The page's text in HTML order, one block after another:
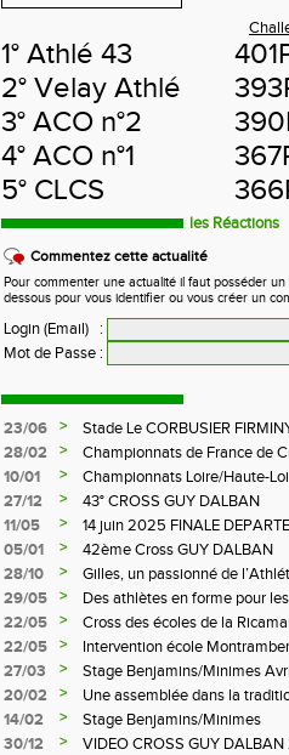
1° Athlé 43
2° Velay Athlé
3° ACO n°2
4° ACO n°1
5° CLCS
les Réactions
Commentez cette actualité
Pour commenter une actualité il faut posséder
dessous pour vous identifier ou vous créer un
Login (Email)
:
Mot de Passe :
23/06 >
Stade Le CORBUSIER
28/02
>
Championnats de France de
10/01
>
Championnats Loire/Haute-
27/12
>
43° CROSS GUY DALBAN
11/05
>
14 juin 2025 FINALE
LE CHAMBON FEUGEROLLES
05/01 >
42ème Cross GUY DALBAN
28/10
>
Gilles, un passionné de
29/05
>
Des athlètes en forme pour
22/05
>
Cross des écoles de la
22/05
>
Intervention école
27/03
>
Stage Benjamins/Minimes
20/02
>
Une assemblée dans la
14/02
>
Stage Benjamins/Minimes
30/12
>
VIDEO CROSS GUY